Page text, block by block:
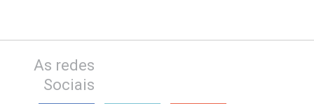
As redes
Sociais